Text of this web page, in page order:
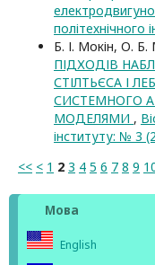
політехнічного
Б. І. Мокін, О.
ПІДХОДІВ
СТІЛТЬЄСА І
СИСТЕМНОГО
МОДЕЛЯМИ ,
інституту: № 3
<< < 1 2 3 4 5 6 7 8 9
Мова
English